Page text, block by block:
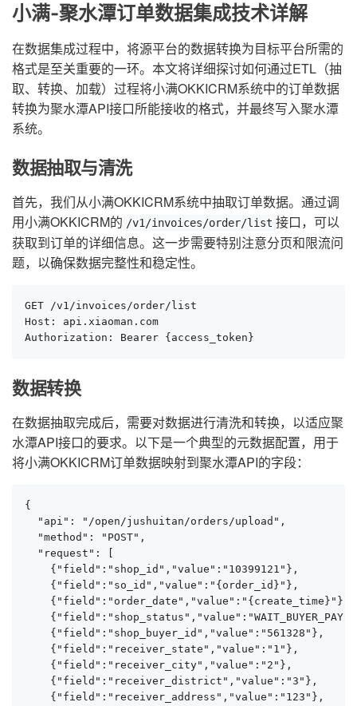
小满-聚水潭订单数据集成技术详解
在数据集成过程中，将源平台的数据转换为目标平台所需的
格式是至关重要的一环。本文将详细探讨如何通过ETL（抽
取、转换、加载）过程将小满OKKICRM系统中的订单数据
转换为聚水潭API接口所能接收的格式，并最终写入聚水潭
系统。
数据抽取与清洗
首先，我们从小满OKKICRM系统中抽取订单数据。通过调
用小满OKKICRM的 /v1/invoices/order/list 接口，可以
获取到订单的详细信息。这一步需要特别注意分页和限流问
题，以确保数据完整性和稳定性。
GET /v1/invoices/order/list
Host: api.xiaoman.com
Authorization: Bearer {access_token}
数据转换
在数据抽取完成后，需要对数据进行清洗和转换，以适应聚
水潭API接口的要求。以下是一个典型的元数据配置，用于
将小满OKKICRM订单数据映射到聚水潭API的字段：
{
  "api": "/open/jushuitan/orders/upload",
  "method": "POST",
  "request": [
    {"field":"shop_id","value":"10399121"},
    {"field":"so_id","value":"{order_id}"},
    {"field":"order_date","value":"{create_time}"},
    {"field":"shop_buyer_id","value":"561328"},
    {"field":"receiver_state","value":"1"},
    {"field":"receiver_city","value":"2"},
    {"field":"receiver_district","value":"3"},
    {"field":"receiver_address","value":"123"},